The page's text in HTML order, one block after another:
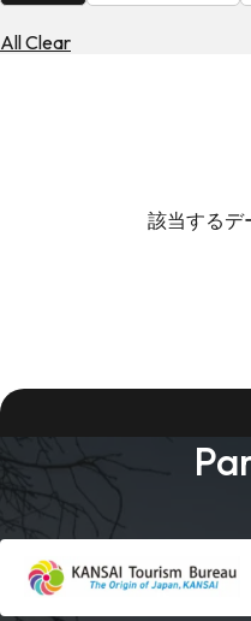
All Clear
該当するデ